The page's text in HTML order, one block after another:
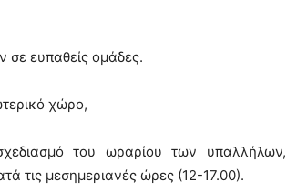
σε ευπαθείς ομάδες.
χώρο,
του ωραρίου των υπαλλήλων,
τις μεσημεριανές ώρες (12-17.00).